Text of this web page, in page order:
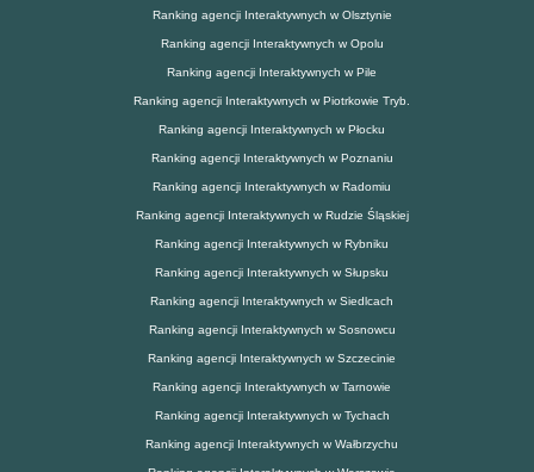
Ranking agencji Interaktywnych w Olsztynie
Ranking agencji Interaktywnych w Opolu
Ranking agencji Interaktywnych w Pile
Ranking agencji Interaktywnych w Piotrkowie Tryb.
Ranking agencji Interaktywnych w Płocku
Ranking agencji Interaktywnych w Poznaniu
Ranking agencji Interaktywnych w Radomiu
Ranking agencji Interaktywnych w Rudzie Śląskiej
Ranking agencji Interaktywnych w Rybniku
Ranking agencji Interaktywnych w Słupsku
Ranking agencji Interaktywnych w Siedlcach
Ranking agencji Interaktywnych w Sosnowcu
Ranking agencji Interaktywnych w Szczecinie
Ranking agencji Interaktywnych w Tarnowie
Ranking agencji Interaktywnych w Tychach
Ranking agencji Interaktywnych w Wałbrzychu